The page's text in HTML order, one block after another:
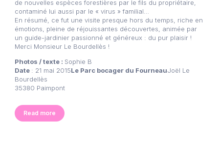
de nouvelles espèces forestières par le fils du propriétaire,
contaminé lui aussi par le « virus » familial…
En résumé, ce fut une visite presque hors du temps, riche en
émotions, pleine de réjouissantes découvertes, animée par
un guide-jardinier passionné et généreux : du pur plaisir !
Merci Monsieur Le Bourdellès !
Photos / texte : Sophie B
Date : 21 mai 2015Le Parc bocager du FourneauJoël Le
Bourdellès
35380 Paimpont
Read more